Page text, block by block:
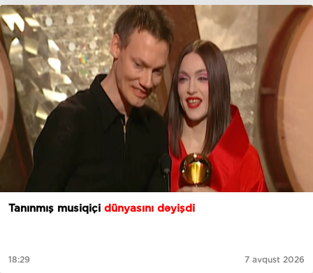
Tanınmış musiqiçi dünyasını dəyişdi
18:29 7 avqust 2026